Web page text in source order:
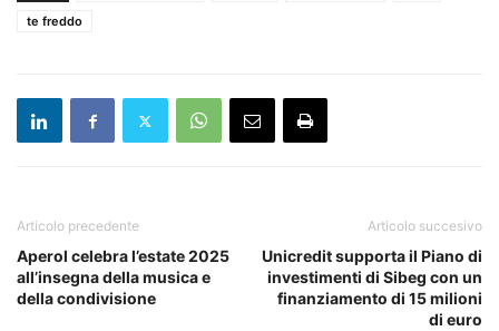
te freddo
Articolo precedente
Aperol celebra l’estate 2025
all’insegna della musica e
della condivisione
Articolo succesivo
Unicredit supporta il Piano di
investimenti di Sibeg con un
finanziamento di 15 milioni
di euro